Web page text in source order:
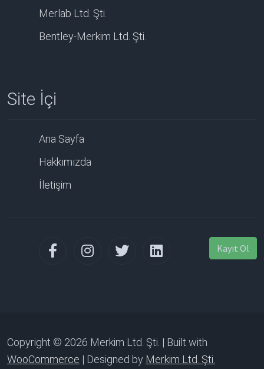
Merlab Ltd. Şti.
Bentley-Merkim Ltd. Şti.
Site İçi
Ana Sayfa
Hakkımızda
İletişim
Kayıt Ol
Copyright © 2026 Merkim Ltd. Şti. | Built with
WooCommerce | Designed by Merkim Ltd. Şti.